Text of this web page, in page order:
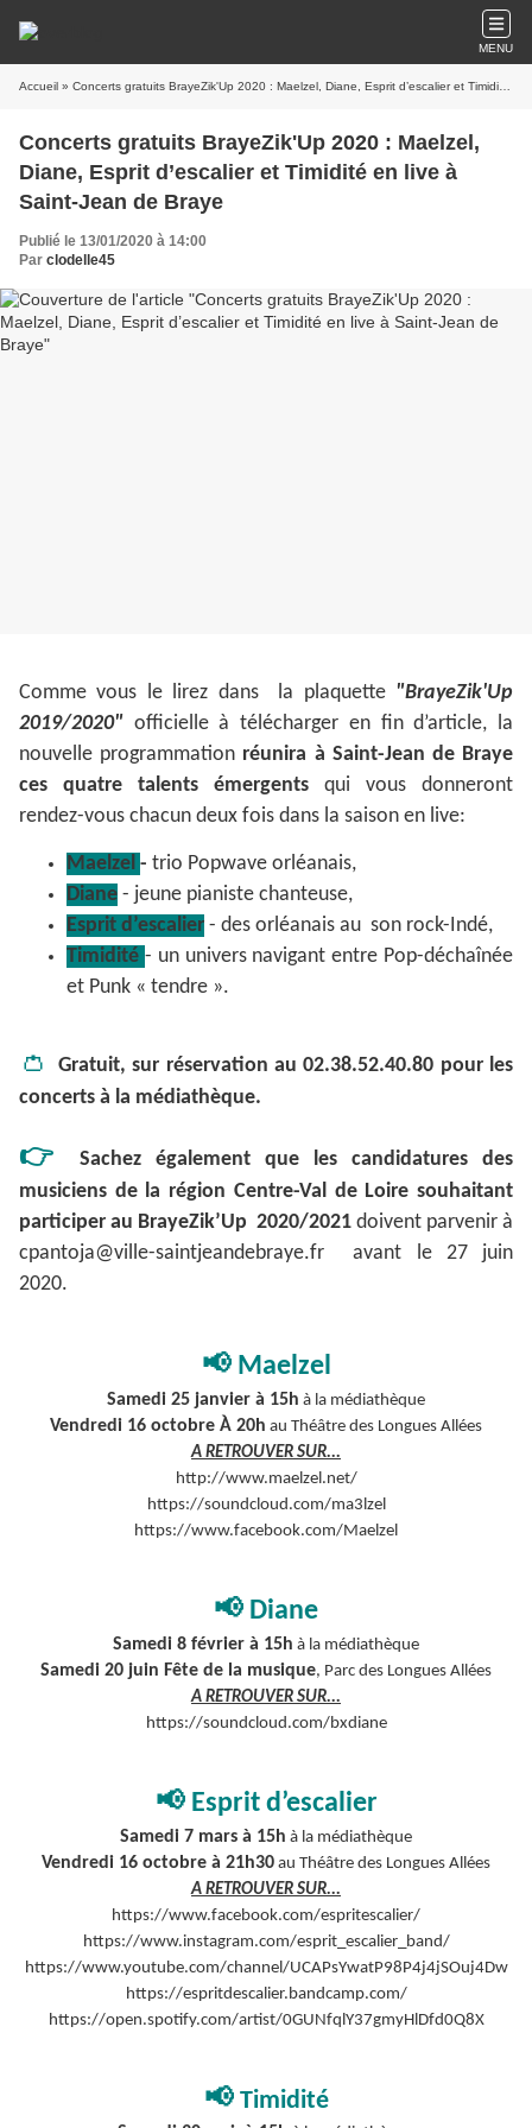
MENU
Accueil » Concerts gratuits BrayeZik'Up 2020 : Maelzel, Diane, Esprit d’escalier et Timidité en live à Saint-Jean de Braye
Concerts gratuits BrayeZik'Up 2020 : Maelzel,
Diane, Esprit d’escalier et Timidité en live à
Saint-Jean de Braye
Publié le 13/01/2020 à 14:00
Par clodelle45
Comme vous le lirez dans la plaquette "BrayeZik'Up
2019/2020" officielle à télécharger en fin d’article, la
nouvelle programmation réunira à Saint-Jean de Braye
ces quatre talents émergents qui vous
donneront
rendez-vous chacun deux fois dans la saison en live:
Maelzel - trio Popwave orléanais,
Diane - jeune pianiste chanteuse,
Esprit d’escalier - des orléanais au son rock-Indé,
Timidité - un univers navigant entre Pop-déchaînée
et Punk « tendre ».
👛
Gratuit, sur réservation au 02.38.52.40.80 pour les
concerts à la médiathèque.
👉
Sachez également que les candidatures des
musiciens de la région Centre-Val de Loire souhaitant
participer au BrayeZik’Up 2020/2021 doivent parvenir à
cpantoja@ville-saintjeandebraye.fr avant le 27 juin
2020.
📢 Maelzel
Samedi 25 janvier à 15h à la médiathèque
Vendredi 16 octobre À 20h au Théâtre des Longues Allées
A RETROUVER SUR...
http://www.maelzel.net/
https://soundcloud.com/ma3lzel
https://www.facebook.com/Maelzel
📢 Diane
Samedi 8 février à 15h à la médiathèque
Samedi 20 juin Fête de la musique, Parc des Longues Allées
A RETROUVER SUR...
https://soundcloud.com/bxdiane
📢 Esprit d’escalier
Samedi 7 mars à 15h à la médiathèque
Vendredi 16 octobre à 21h30 au Théâtre des Longues Allées
A RETROUVER SUR...
https://www.facebook.com/espritescalier/
https://www.instagram.com/esprit_escalier_band/
https://www.youtube.com/channel/UCAPsYwatP98P4j4jSOuj4Dw
https://espritdescalier.bandcamp.com/
https://open.spotify.com/artist/0GUNfqlY37gmyHlDfd0Q8X
📢 Timidité